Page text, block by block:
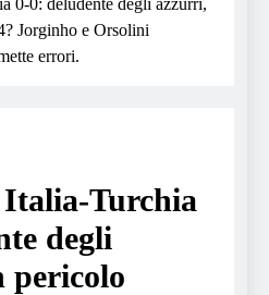
0-0: deludente degli azzurri,
Jorginho e Orsolini
errori.
Turchia
degli
pericolo